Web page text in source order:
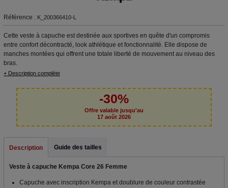
Référence : K_200366410-L
Cette veste à capuche est destinée aux sportives en quête d'un compromis
entre confort décontracté, look athlétique et fonctionnalité. Elle dispose de
manches montées qui offrent une totale liberté de mouvement au niveau des
bras.
+ Description complète
-30%
Offre valable jusqu'au
17 août 2026
Description Guide des tailles
Veste à capuche Kempa Core 26 Femme
Capuche avec inscription Kempa et doublure de couleur contrastée